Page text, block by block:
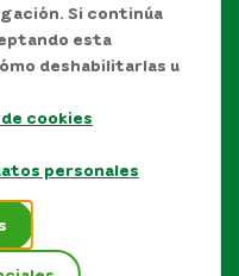
Si continúa
esta
deshabilitarlas u
cookies
personales
y/o autorización de
personales